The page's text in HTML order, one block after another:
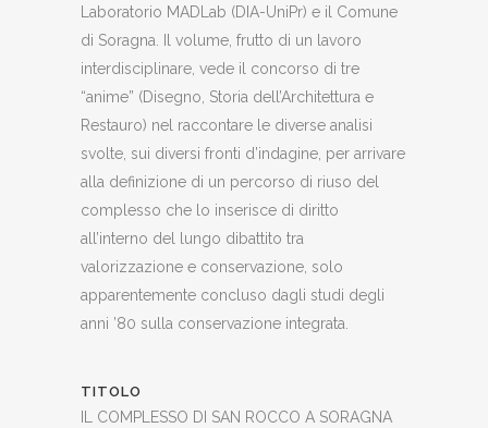
Laboratorio MADLab (DIA-UniPr) e il Comune
di Soragna. Il volume, frutto di un lavoro
interdisciplinare, vede il concorso di tre
“anime” (Disegno, Storia dell’Architettura e
Restauro) nel raccontare le diverse analisi
svolte, sui diversi fronti d’indagine, per arrivare
alla definizione di un percorso di riuso del
complesso che lo inserisce di diritto
all’interno del lungo dibattito tra
valorizzazione e conservazione, solo
apparentemente concluso dagli studi degli
anni ’80 sulla conservazione integrata.
TITOLO
IL COMPLESSO DI SAN ROCCO A SORAGNA